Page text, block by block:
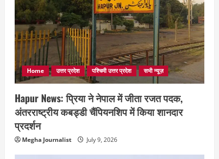
Home उत्तर प्रदेश पश्चिमी उत्तर प्रदेश सभी न्यूज़
Hapur News: प्रिया ने नेपाल में जीता रजत पदक,
अंतरराष्ट्रीय कबड्डी चैंपियनशिप में किया शानदार
प्रदर्शन
Megha Journalist July 9, 2026